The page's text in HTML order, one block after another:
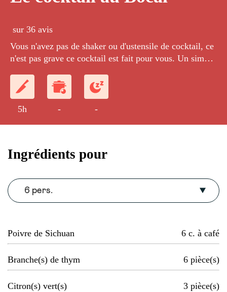
sur 36 avis
Vous n'avez pas de shaker ou d'ustensile de cocktail, ce
n'est pas grave ce cocktail est fait pour vous. Un simple
5h - -
Ingrédients pour
6 pers.
Poivre de Sichuan 6 c. à café
Branche(s) de thym 6 pièce(s)
Citron(s) vert(s) 3 pièce(s)